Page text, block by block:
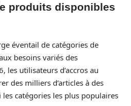
produits disponibles
éventail de catégories de
besoins variés des
les utilisateurs d’accros au
des milliers d’articles à des
les catégories les plus populaires